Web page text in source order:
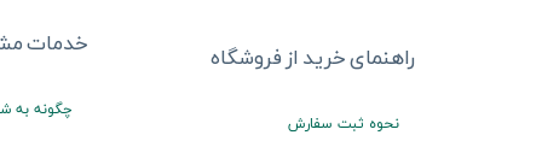
راهنمای خرید از فروشگاه
نحوه ثبت سفارش
خدمات
چگونه به